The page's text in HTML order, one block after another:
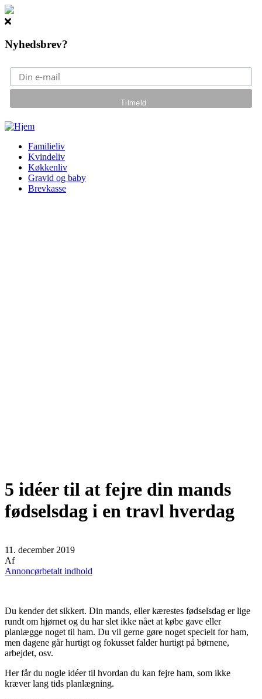
Nyhedsbrev?
Gå til hovedindhold
Familieliv
Kvindeliv
Køkkenliv
Gravid og baby
Brevkasse
5 idéer til at fejre din mands
fødselsdag i en travl hverdag
11. december 2019
Af
Annoncørbetalt indhold
Du kender det sikkert. Din mands, eller kærestes fødselsdag er lige
rundt om hjørnet og du har slet ikke nået at købe gave eller
planlægge noget til ham. Du vil gerne gøre noget specielt for ham,
men dagene går hurtigt og fokusset falder hurtigt på børnene,
arbejdet, osv.
Her får du nogle idéer til hvordan du kan fejre ham, som ikke
kræver lang tids planlægning.